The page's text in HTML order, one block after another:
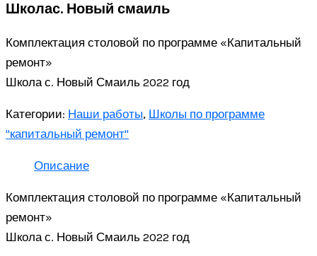
Школас. Новый смаиль
Комплектация столовой по программе «Капитальный
ремонт»
Школа с. Новый Смаиль 2022 год
Категории: Наши работы, Школы по программе
"капитальный ремонт"
Описание
Комплектация столовой по программе «Капитальный
ремонт»
Школа с. Новый Смаиль 2022 год